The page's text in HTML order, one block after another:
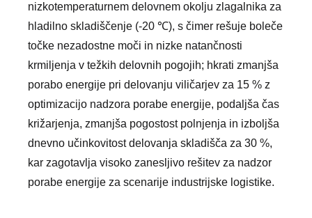
nizkotemperaturnem delovnem okolju zlagalnika za
hladilno skladiščenje (-20 ℃), s čimer rešuje boleče
točke nezadostne moči in nizke natančnosti
krmiljenja v težkih delovnih pogojih; hkrati zmanjša
porabo energije pri delovanju viličarjev za 15 % z
optimizacijo nadzora porabe energije, podaljša čas
križarjenja, zmanjša pogostost polnjenja in izboljša
dnevno učinkovitost delovanja skladišča za 30 %,
kar zagotavlja visoko zanesljivo rešitev za nadzor
porabe energije za scenarije industrijske logistike.